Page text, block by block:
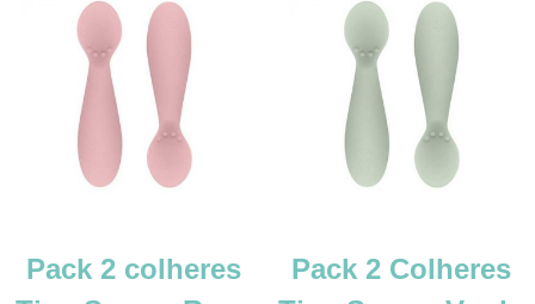
Pack 2 colheres
Pack 2 Colheres